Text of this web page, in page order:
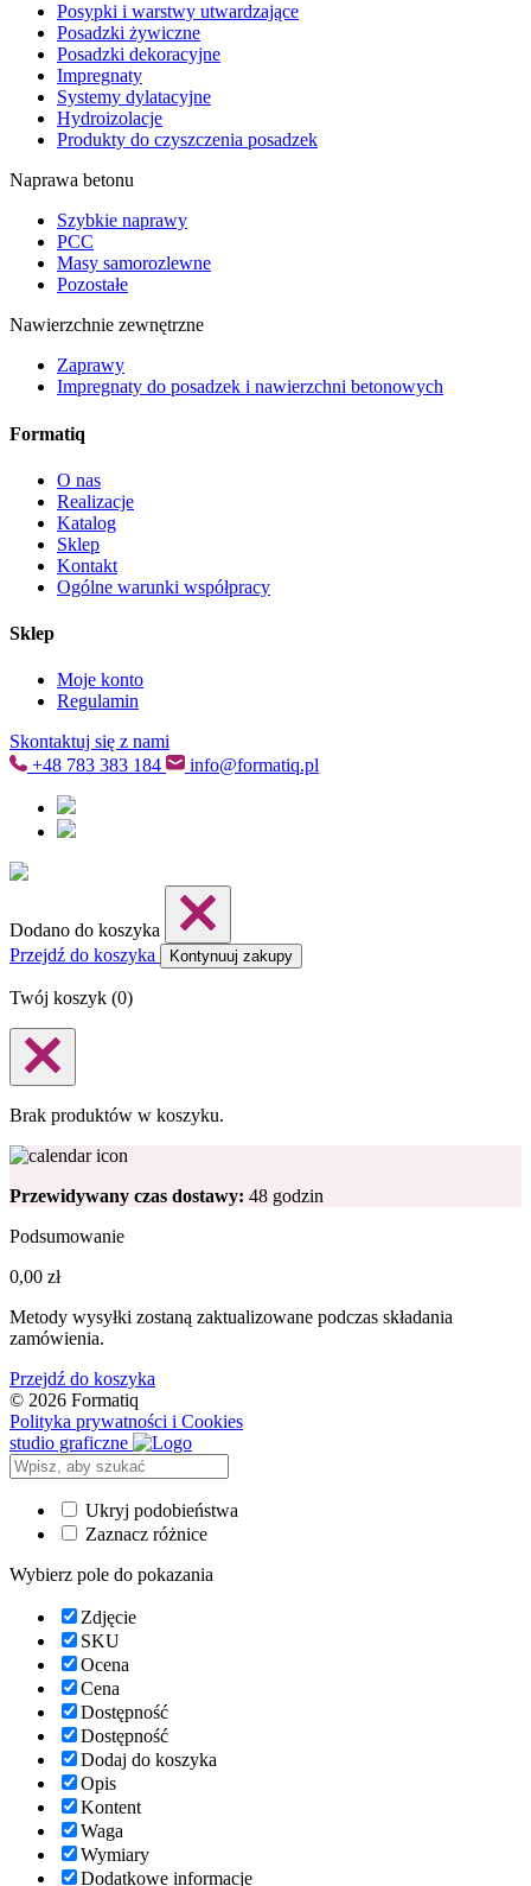
Posypki i warstwy utwardzające
Posadzki żywiczne
Posadzki dekoracyjne
Impregnaty
Systemy dylatacyjne
Hydroizolacje
Produkty do czyszczenia posadzek
Naprawa betonu
Szybkie naprawy
PCC
Masy samorozlewne
Pozostałe
Nawierzchnie zewnętrzne
Zaprawy
Impregnaty do posadzek i nawierzchni betonowych
Formatiq
O nas
Realizacje
Katalog
Sklep
Kontakt
Ogólne warunki współpracy
Sklep
Moje konto
Regulamin
Skontaktuj się z nami
+48783 383 184 info@formatiq.pl
Dodano do koszyka
Przejdź do koszyka
Kontynuuj zakupy
Twój koszyk (0)
Brak produktów w koszyku.
Przewidywany czas dostawy: 48 godzin
Podsumowanie
0,00 zł
Metody wysyłki zostaną zaktualizowane podczas składania
zamówienia.
Przejdź do koszyka
© 2026 Formatiq
Polityka prywatności i Cookies
studio graficzne
Ukryj podobieństwa
Zaznacz różnice
Wybierz pole do pokazania
Zdjęcie
SKU
Ocena
Cena
Dostępność
Dostępność
Dodaj do koszyka
Opis
Kontent
Waga
Wymiary
Dodatkowe informacje